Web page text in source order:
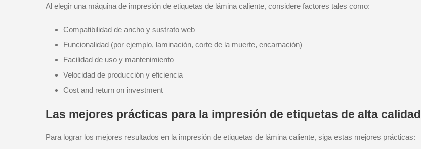
Al elegir una máquina de impresión de etiquetas de lámina caliente, considere factores tales como:
Compatibilidad de ancho y sustrato web
Funcionalidad (por ejemplo, laminación, corte de la muerte, encarnación)
Facilidad de uso y mantenimiento
Velocidad de producción y eficiencia
Cost and return on investment
Las mejores prácticas para la impresión de etiquetas de alta calidad
Para lograr los mejores resultados en la impresión de etiquetas de lámina caliente, siga estas mejores prácticas: